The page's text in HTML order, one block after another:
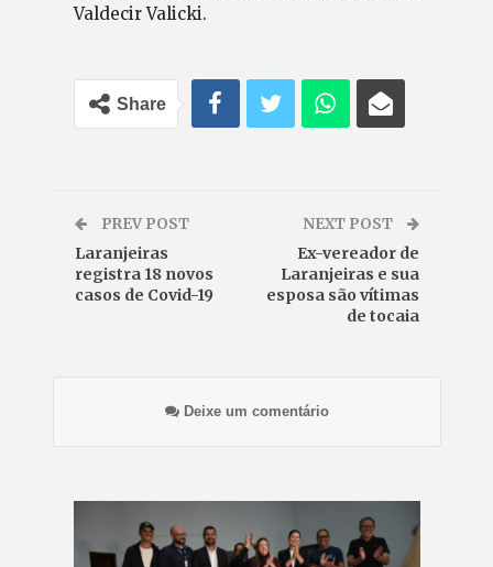
Valdecir Valicki.
Share
PREV POST
Laranjeiras
registra 18 novos
casos de Covid-19
NEXT POST
Ex-vereador de
Laranjeiras e sua
esposa são vítimas
de tocaia
Deixe um comentário